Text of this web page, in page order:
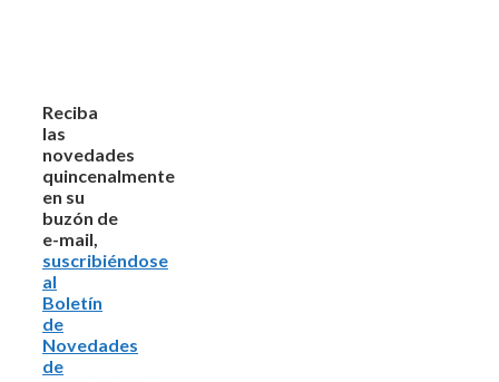
Reciba
las
novedades
quincenalmente
en su
buzón de
e-mail,
suscribiéndose
al
Boletín
de
Novedades
de